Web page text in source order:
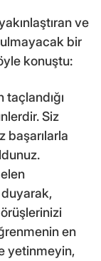
ve
bir
konuştu:
taçlandığı
Siz
başarılarla
duyarak,
en
yetinmeyin,